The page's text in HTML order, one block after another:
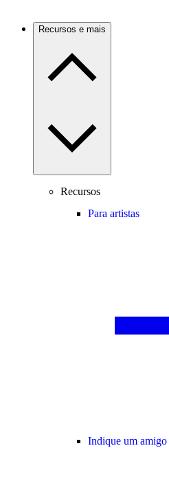
Recursos e mais
Recursos
Para artistas
Indique um amigo